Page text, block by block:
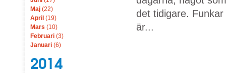
Maj (22)
April (19)
Mars (10)
Februari (3)
Januari (6)
2014
det tidigare.
är...